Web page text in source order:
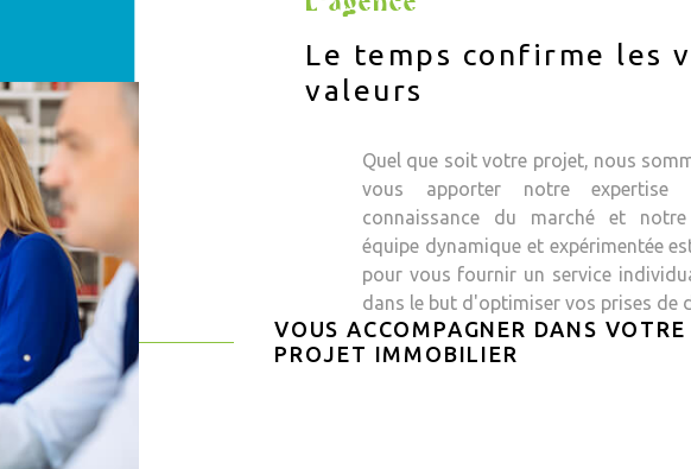
Le temps confirme les
valeurs
Quel que soit votre projet, nous
vous apporter notre expertise
connaissance du marché et
équipe dynamique et expérimentée
pour vous fournir un service
dans le but d'optimiser vos prises de
VOUS ACCOMPAGNER DANS VOTRE
PROJET IMMOBILIER